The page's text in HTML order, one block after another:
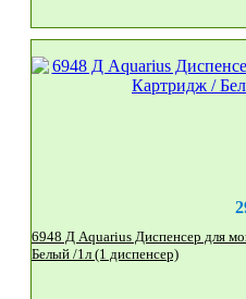
6948 Д Aquarius Диспенсер для моющего средства для рук - Картридж /
Белый /1л (1 диспенсер)